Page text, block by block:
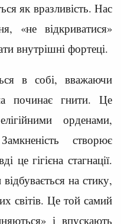
як вразливість. Нас
«не відкриватися»
внутрішні фортеці.
в собі, вважаючи
починає гнити. Це
орденами,
створює
це гігієна стагнації.
на стику,
світів. Це той самий
і впускають